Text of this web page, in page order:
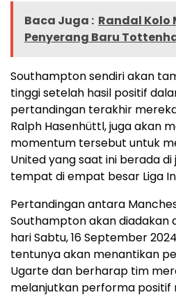
Baca Juga : Randal Kolo
Penyerang Baru
Southampton sendiri akan
tinggi setelah hasil positif
pertandingan terakhir
Ralph Hasenhüttl, juga akan
momentum tersebut untuk
United yang saat ini berada
tempat di empat besar Liga
Pertandingan antara
Southampton akan diadakan
hari Sabtu, 16 September
tentunya akan menantikan
Ugarte dan berharap tim
melanjutkan performa positif